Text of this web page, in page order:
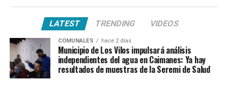
LATEST TRENDING VIDEOS
COMUNALES hace 2 días
Municipio de Los Vilos impulsará análisis
independientes del agua en Caimanes: Ya hay
resultados de muestras de la Seremi de Salud